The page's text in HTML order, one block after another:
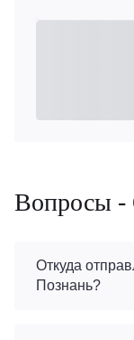
Вопросы -
Откуда
Познань?